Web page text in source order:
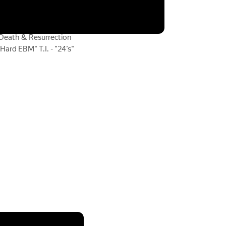
Lancer Evolution IX
Toyota Supra
& Resurrection
EBM" T.I. - "24’s"